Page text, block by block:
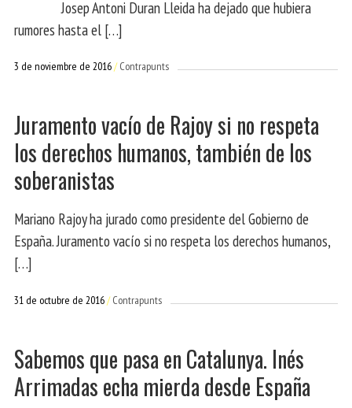
Josep Antoni Duran Lleida ha dejado que hubiera
rumores hasta el […]
3 de noviembre de 2016 Contrapunts
Juramento vacío de Rajoy si no respeta
los derechos humanos, también de los
soberanistas
Mariano Rajoy ha jurado como presidente del Gobierno de
España. Juramento vacío si no respeta los derechos humanos,
[…]
31 de octubre de 2016 Contrapunts
Sabemos que pasa en Catalunya. Inés
Arrimadas echa mierda desde España